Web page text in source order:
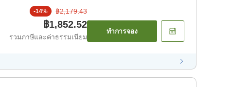
-14% ฿2,179.43
฿1,852.52
รวมภาษีและค่าธรรมเนียม
ทำการจอง